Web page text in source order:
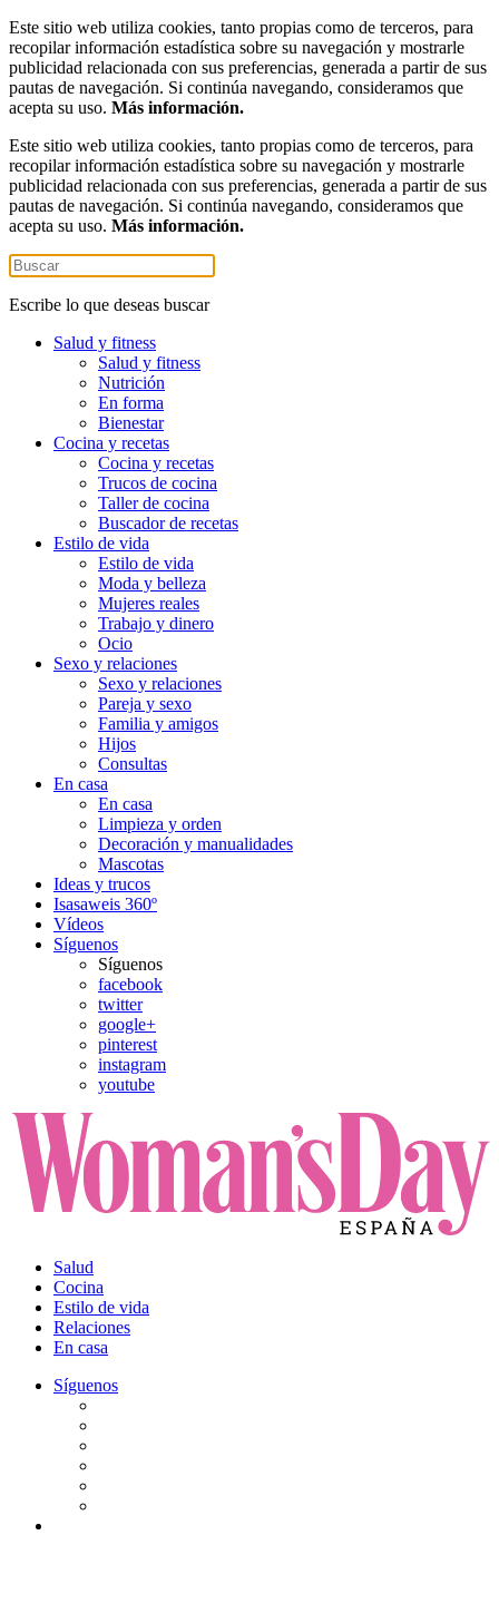
Este sitio web utiliza cookies, tanto propias como de terceros, para
recopilar información estadística sobre su navegación y mostrarle
publicidad relacionada con sus preferencias, generada a partir de sus
pautas de navegación. Si continúa navegando, consideramos que
acepta su uso. Más información.
Este sitio web utiliza cookies, tanto propias como de terceros, para
recopilar información estadística sobre su navegación y mostrarle
publicidad relacionada con sus preferencias, generada a partir de sus
pautas de navegación. Si continúa navegando, consideramos que
acepta su uso. Más información.
Escribe lo que deseas buscar
Salud y fitness
Salud y fitness
Nutrición
En forma
Bienestar
Cocina y recetas
Cocina y recetas
Trucos de cocina
Taller de cocina
Buscador de recetas
Estilo de vida
Estilo de vida
Moda y belleza
Mujeres reales
Trabajo y dinero
Ocio
Sexo y relaciones
Sexo y relaciones
Pareja y sexo
Familia y amigos
Hijos
Consultas
En casa
En casa
Limpieza y orden
Decoración y manualidades
Mascotas
Ideas y trucos
Isasaweis 360º
Vídeos
Síguenos
Síguenos
facebook
twitter
google+
pinterest
instagram
youtube
Salud
Cocina
Estilo de vida
Relaciones
En casa
Síguenos